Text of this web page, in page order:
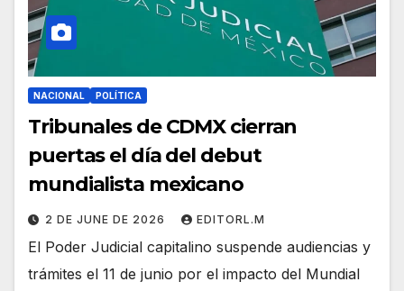
NACIONAL POLÍTICA
Tribunales de CDMX cierran
puertas el día del debut
mundialista mexicano
2 DE JUNE DE 2026 EDITORL.M
El Poder Judicial capitalino suspende audiencias y
trámites el 11 de junio por el impacto del Mundial